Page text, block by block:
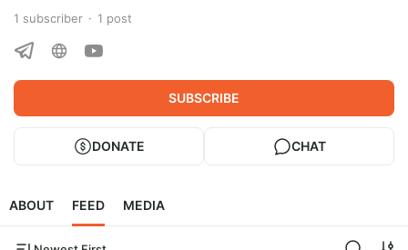
1 subscriber 1 post
SUBSCRIBE
DONATE CHAT
ABOUT FEED MEDIA